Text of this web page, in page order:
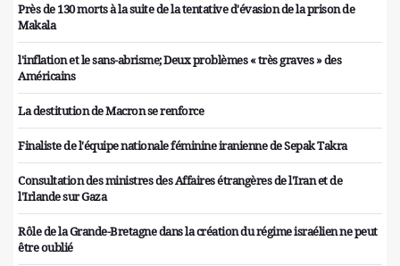
Près de 130 morts à la suite de la tentative d'évasion de la prison de
Makala
l'inflation et le sans-abrisme; Deux problèmes « très graves » des
Américains
La destitution de Macron se renforce
Finaliste de l'équipe nationale féminine iranienne de Sepak Takra
Consultation des ministres des Affaires étrangères de l'Iran et de
l'Irlande sur Gaza
Rôle de la Grande-Bretagne dans la création du régime israélien ne peut
être oublié